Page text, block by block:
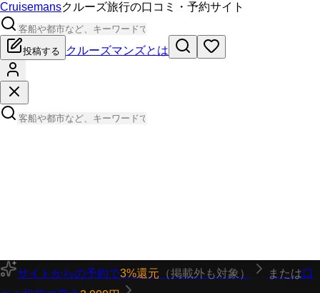
Cruisemansクルーズ旅行の口コミ・予約サイト
投稿する クルーズマンズとは
サイトからの予約で3%還元 （掲載外も対象） または口